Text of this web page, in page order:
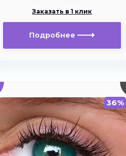
Заказать в 1 клик
Подробнее
36%